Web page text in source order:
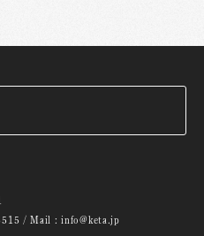
/ Mail : info@keta.jp